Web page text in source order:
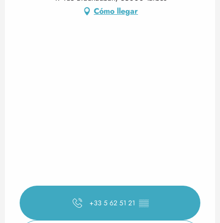
Cómo llegar
+33 5 62 51 21 ▒▒